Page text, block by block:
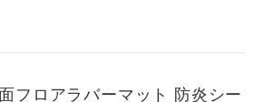
フロアラバーマット 防炎シー